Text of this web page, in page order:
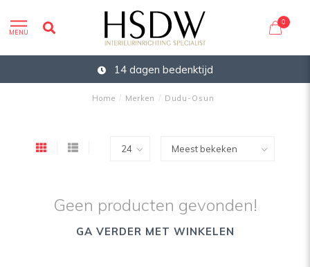
MENU
0
14 dagen bedenktijd
Home / Merken / Dudu-Osun
Geen producten gevonden!
GA VERDER MET WINKELEN